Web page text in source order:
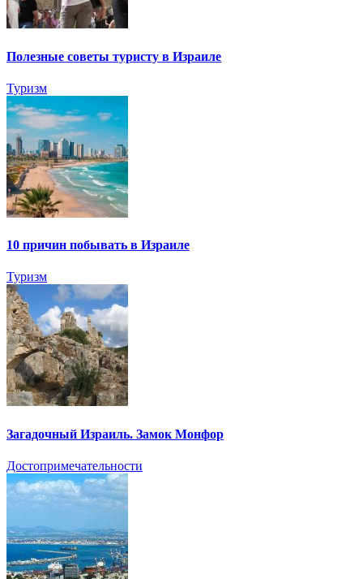
Полезные советы туристу в Израиле
Туризм
10 причин побывать в Израиле
Туризм
Загадочный Израиль. Замок Монфор
Достопримечательности